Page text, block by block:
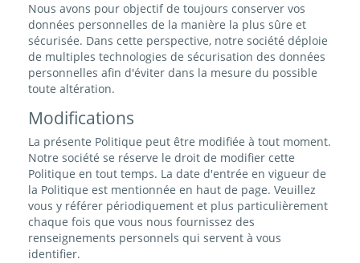
Nous avons pour objectif de toujours conserver vos
données personnelles de la manière la plus sûre et
sécurisée. Dans cette perspective, notre société déploie
de multiples technologies de sécurisation des données
personnelles afin d'éviter dans la mesure du possible
toute altération.
Modifications
La présente Politique peut être modifiée à tout moment.
Notre société se réserve le droit de modifier cette
Politique en tout temps. La date d'entrée en vigueur de
la Politique est mentionnée en haut de page. Veuillez
vous y référer périodiquement et plus particulièrement
chaque fois que vous nous fournissez des
renseignements personnels qui servent à vous
identifier.